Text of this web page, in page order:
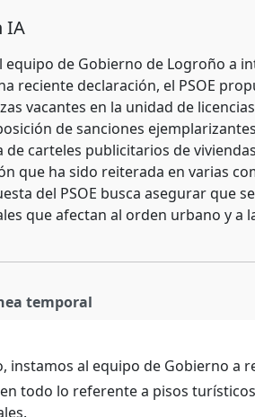
IA
equipo de Gobierno de Logroño a
reciente declaración, el PSOE
vacantes en la unidad de
de sanciones
carteles publicitarios de
que ha sido reiterada en varias
del PSOE busca asegurar que
que afectan al orden urbano y a
temporal
instamos al equipo de Gobierno a
todo lo referente a pisos